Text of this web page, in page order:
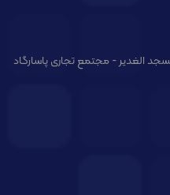
الغدیر - مجتمع تجاری پاسارگاد